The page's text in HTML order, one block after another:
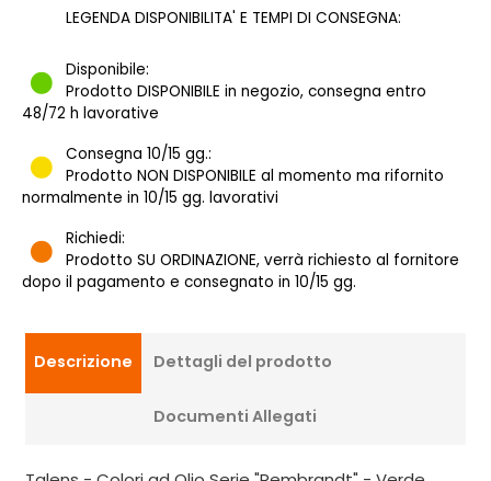
LEGENDA DISPONIBILITA' E TEMPI DI CONSEGNA:
Disponibile:
Prodotto DISPONIBILE in negozio, consegna entro
48/72 h lavorative
Consegna 10/15 gg.:
Prodotto NON DISPONIBILE al momento ma rifornito
normalmente in 10/15 gg. lavorativi
Richiedi:
Prodotto SU ORDINAZIONE, verrà richiesto al fornitore
dopo il pagamento e consegnato in 10/15 gg.
Descrizione Dettagli del prodotto
Documenti Allegati